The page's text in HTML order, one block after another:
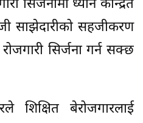
सिर्जनामा ध्यान केन्द्रित
साझेदारीको सहजीकरण
सिर्जना गर्न सक्छ
शिक्षित बेरोजगारलाई